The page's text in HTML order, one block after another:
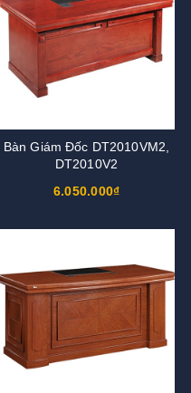
Bàn Giám Đốc DT2010VM2,
DT2010V2
6.050.000₫